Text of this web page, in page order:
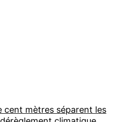
cent mètres séparent les